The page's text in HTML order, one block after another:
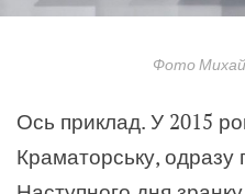
Фото
Ось приклад. У 2015
Краматорську, одразу